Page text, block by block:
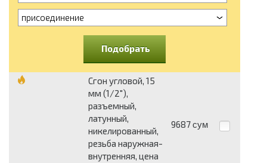
присоединение
Подобрать
Сгон угловой, 15
мм (1/2"),
разъемный,
латунный,
никелированный,
резьба наружная-
внутренняя, цена
9687 сум